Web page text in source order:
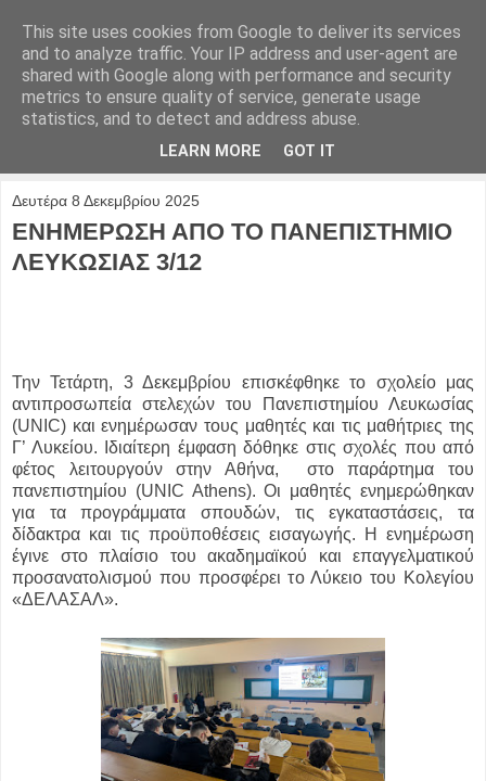
Δευτέρα 8 Δεκεμβρίου 2025
ΕΝΗΜΕΡΩΣΗ ΑΠΟ ΤΟ ΠΑΝΕΠΙΣΤΗΜΙΟ
ΛΕΥΚΩΣΙΑΣ 3/12
Την Τετάρτη, 3 Δεκεμβρίου επισκέφθηκε το σχολείο μας
αντιπροσωπεία στελεχών του Πανεπιστημίου Λευκωσίας
(UNIC) και ενημέρωσαν τους μαθητές και τις μαθήτριες της
Γ’ Λυκείου. Ιδιαίτερη έμφαση δόθηκε στις σχολές που από
φέτος λειτουργούν στην Αθήνα, στο παράρτημα του
πανεπιστημίου (UNIC Athens). Οι μαθητές ενημερώθηκαν
για τα προγράμματα σπουδών, τις εγκαταστάσεις, τα
δίδακτρα και τις προϋποθέσεις εισαγωγής. Η ενημέρωση
έγινε στο πλαίσιο του ακαδημαϊκού και επαγγελματικού
προσανατολισμού που προσφέρει το Λύκειο του Κολεγίου
«ΔΕΛΑΣΑΛ».
This site uses cookies from Google to deliver its services
and to analyze traffic. Your IP address and user-agent are
shared with Google along with performance and security
metrics to ensure quality of service, generate usage
statistics, and to detect and address abuse.
LEARN MORE GOT IT